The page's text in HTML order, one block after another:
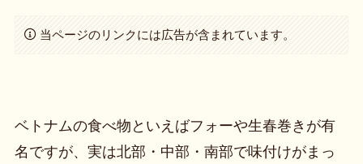
当ページのリンクには広告が含まれています。
ベトナムの食べ物といえばフォーや生春巻きが有
名ですが、実は北部・中部・南部で味付けがまっ